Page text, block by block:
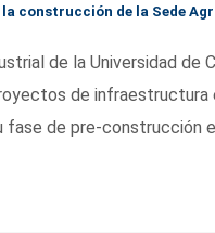
construcción de la Sede
de la Universidad de
de
fase de pre-construcción